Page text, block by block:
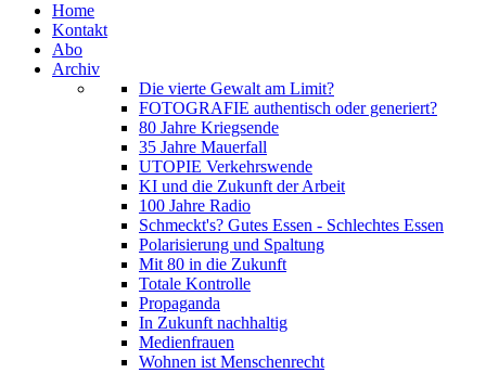
Home
Kontakt
Abo
Archiv
Die vierte Gewalt am Limit?
FOTOGRAFIE authentisch oder generiert?
80 Jahre Kriegsende
35 Jahre Mauerfall
UTOPIE Verkehrswende
KI und die Zukunft der Arbeit
100 Jahre Radio
Schmeckt's? Gutes Essen - Schlechtes Essen
Polarisierung und Spaltung
Mit 80 in die Zukunft
Totale Kontrolle
Propaganda
In Zukunft nachhaltig
Medienfrauen
Wohnen ist Menschenrecht